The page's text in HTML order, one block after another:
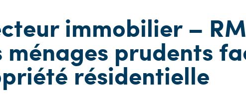
immobilier –
ménages prudents
résidentielle